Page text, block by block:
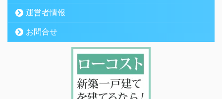
運営者情報
お問合せ